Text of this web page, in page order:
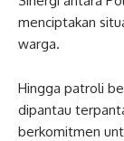
menciptakan
warga.
Hingga patroli
dipantau
berkomitmen